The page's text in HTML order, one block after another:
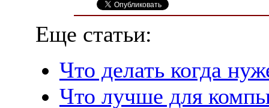
Еще статьи:
Что делать когда
Что лучше для